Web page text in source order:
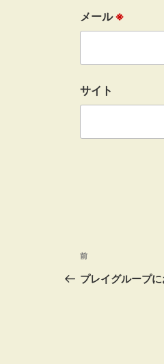
メール※
サイト
投
前
の
前
プレイグループ